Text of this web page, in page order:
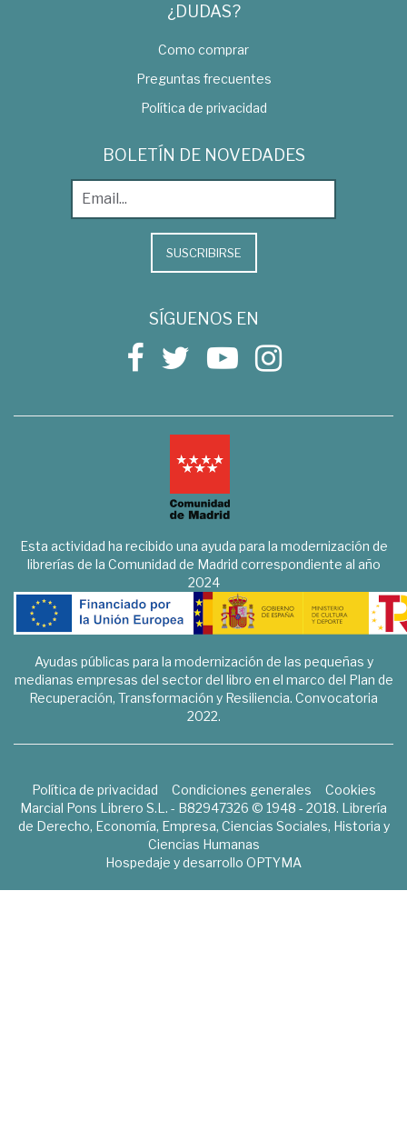
¿DUDAS?
Como comprar
Preguntas frecuentes
Política de privacidad
BOLETÍN DE NOVEDADES
SUSCRIBIRSE
SÍGUENOS EN
Esta actividad ha recibido una ayuda para la modernización de
librerías de la Comunidad de Madrid correspondiente al año
2024
Ayudas públicas para la modernización de las pequeñas y
medianas empresas del sector del libro en el marco del Plan de
Recuperación, Transformación y Resiliencia. Convocatoria
2022.
Política de privacidad Condiciones generales
Cookies
Marcial Pons Librero S.L. - B82947326 © 1948 - 2018. Librería
de Derecho, Economía, Empresa, Ciencias Sociales, Historia y
Ciencias Humanas
Hospedaje y desarrollo OPTYMA